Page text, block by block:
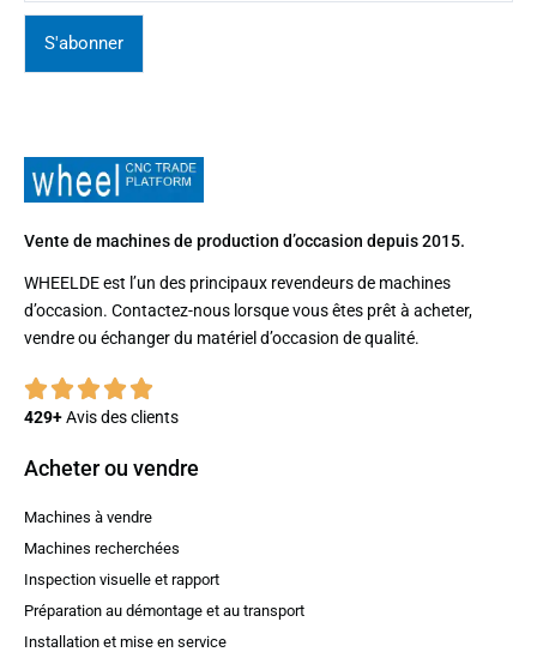
S'abonner
Vente de machines de production d’occasion depuis 2015.
WHEELDE est l’un des principaux revendeurs de machines
d’occasion. Contactez-nous lorsque vous êtes prêt à acheter,
vendre ou échanger du matériel d’occasion de qualité.
429+Avis des clients
Acheter ou vendre
Machines à vendre
Machines recherchées
Inspection visuelle et rapport
Préparation au démontage et au transport
Installation et mise en service